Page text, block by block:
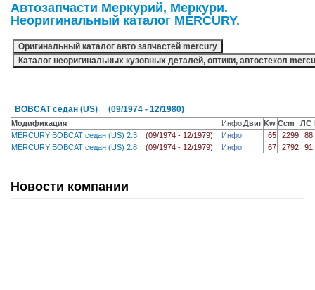
Автозапчасти Меркурий, Меркури.
Неоригинальный каталог MERCURY.
BOBCAT седан (US) (09/1974 - 12/1980)
Модификация ИнфоДвигKw Ccm ЛС
MERCURY BOBCAT седан (US) 2.3 (09/1974 - 12/1979) Инфо 65 2299 88
MERCURY BOBCAT седан (US) 2.8 (09/1974 - 12/1979) Инфо 67 2792 91
Новости компании